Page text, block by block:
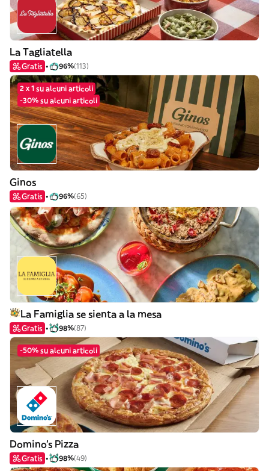
La Tagliatella
Gratis 96%(113)
2 x 1 su alcuni articoli
-30% su alcuni articoli
Ginos
Gratis 96%(65)
La Famiglia se sienta a la mesa
Gratis 98%(87)
-50% su alcuni articoli
Domino's Pizza
Gratis 98%(49)